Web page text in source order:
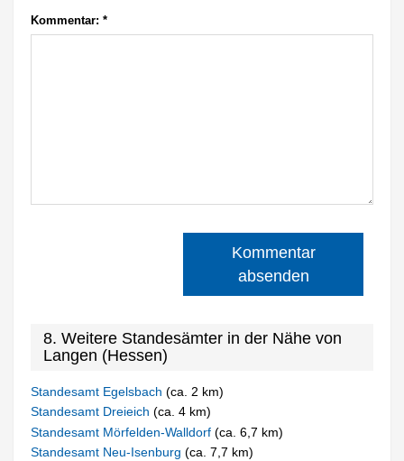
Kommentar: *
Kommentar
absenden
8. Weitere Standesämter in der Nähe von
Langen (Hessen)
Standesamt Egelsbach(ca. 2 km)
Standesamt Dreieich(ca. 4 km)
Standesamt Mörfelden-Walldorf(ca. 6,7 km)
Standesamt Neu-Isenburg(ca. 7,7 km)